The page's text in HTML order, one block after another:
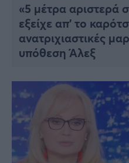
«5 μέτρα αριστερά
εξείχε απ’ το
ανατριχιαστικές
υπόθεση Άλεξ